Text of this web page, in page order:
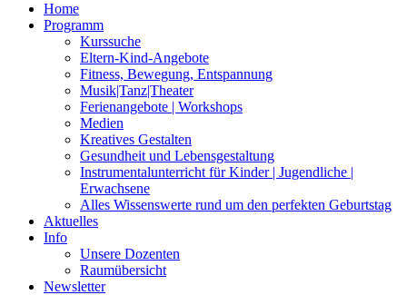
Home
Programm
Kurssuche
Eltern-Kind-Angebote
Fitness, Bewegung, Entspannung
Musik|Tanz|Theater
Ferienangebote | Workshops
Medien
Kreatives Gestalten
Gesundheit und Lebensgestaltung
Instrumentalunterricht für Kinder | Jugendliche |
Erwachsene
Alles Wissenswerte rund um den perfekten Geburtstag
Aktuelles
Info
Unsere Dozenten
Raumübersicht
Newsletter